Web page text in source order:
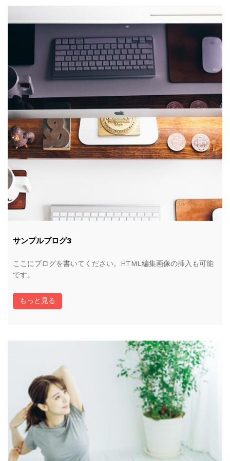
サンプルブログ3
ここにブログを書いてください。HTML編集画像の挿入も可能
です。
もっと見る